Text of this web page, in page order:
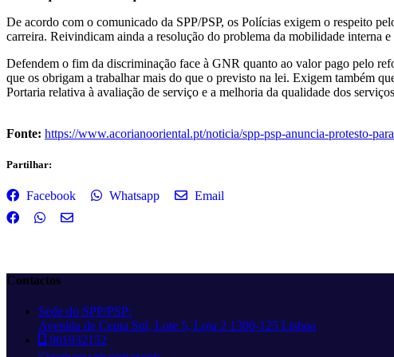
De acordo com o comunicado da SPP/PSP, os Polícias exigem o respeito
carreira. Reivindicam ainda a resolução do problema da mobilidade interna
Defendem o fim da discriminação face à GNR quanto ao valor pago pelo
que os obrigam a trabalhar mais do que o previsto na lei. Exigem também
Portaria relativa à avaliação de serviço e a melhoria da qualidade dos
Fonte: https://www.acorianooriental.pt/noticia/spp-psp-anuncia-protesto-
Partilhar:
Facebook Whatsapp Email
Contactos
Sede do SPP/PSP:
Avenida de Ceuta Sul, Lote 5, Loja 2 1300-125 Lisboa
961932152